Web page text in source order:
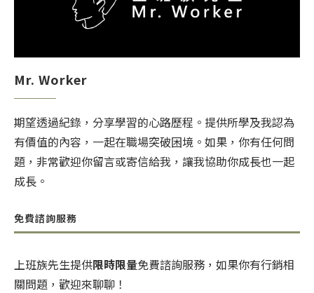
Mr. Worker
期望透過紀錄，分享學習的心路歷程。提供所學及我認為
有價值的內容，一起在職場突破困境。如果，你有任何問
題，非常歡迎你留言或寄信給我，讓我協助你成長也一起
成長。
免費諮詢服務
上班族先生提供限時限量免費諮詢服務，如果你有行銷相
關問題，歡迎來聊聊！